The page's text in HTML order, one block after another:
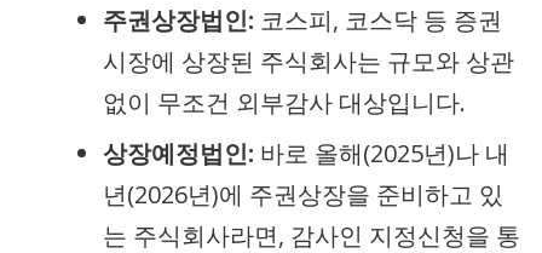
주권상장법인: 코스피, 코스닥 등 증권
시장에 상장된 주식회사는 규모와 상관
없이 무조건 외부감사 대상입니다.
상장예정법인: 바로 올해(2025년)나 내
년(2026년)에 주권상장을 준비하고 있
는 주식회사라면, 감사인 지정신청을 통